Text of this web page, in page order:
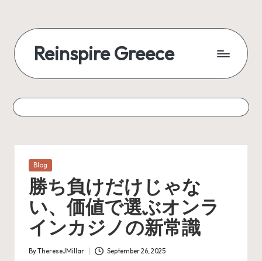
Reinspire Greece
Posted
Blog
勝ち負けだけじゃな
い、価値で選ぶオンラ
インカジノの新常識
Posted
ByThereseJMillar September 26, 2025